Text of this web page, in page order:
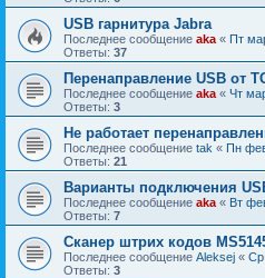
USB гарнитура Jabra
Последнее сообщение aka « Пт
Ответы: 37
Перенаправление USB от
Последнее сообщение aka « Чт
Ответы: 3
Не работает
Последнее сообщение tak « Пн
Ответы: 21
Варианты подключения
Последнее сообщение aka « Вт
Ответы: 7
Сканер штрих кодов
Последнее сообщение Aleksej « Ср
Ответы: 3